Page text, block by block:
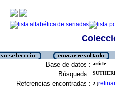
Base de datos : article
Búsqueda :
Referencias encontradas : 2 [refinar